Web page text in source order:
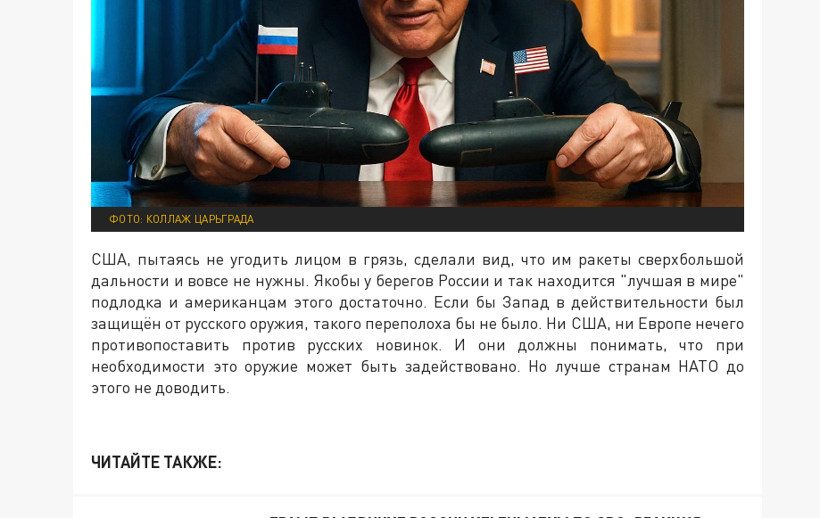
ФОТО: КОЛЛАЖ ЦАРЬГРАДА
США, пытаясь не угодить лицом в грязь, сделали вид, что им ракеты сверхбольшой
дальности и вовсе не нужны. Якобы у берегов России и так находится "лучшая в мире"
подлодка и американцам этого достаточно. Если бы Запад в действительности был
защищён от русского оружия, такого переполоха бы не было. Ни США, ни Европе нечего
противопоставить против русских новинок. И они должны понимать, что при
необходимости это оружие может быть задействовано. Но лучше странам НАТО до
этого не доводить.
ЧИТАЙТЕ ТАКЖЕ: